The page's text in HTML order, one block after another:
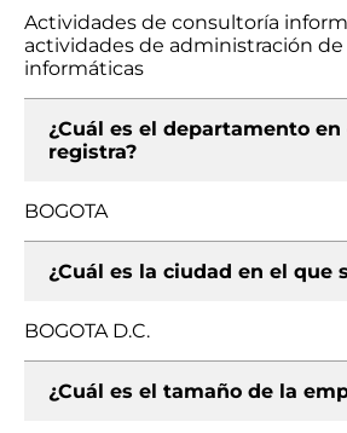
Actividades de consultoría
actividades de administración
informáticas
¿Cuál es el departamento en
registra?
BOGOTA
¿Cuál es la ciudad en el que
BOGOTA D.C.
¿Cuál es el tamaño de la